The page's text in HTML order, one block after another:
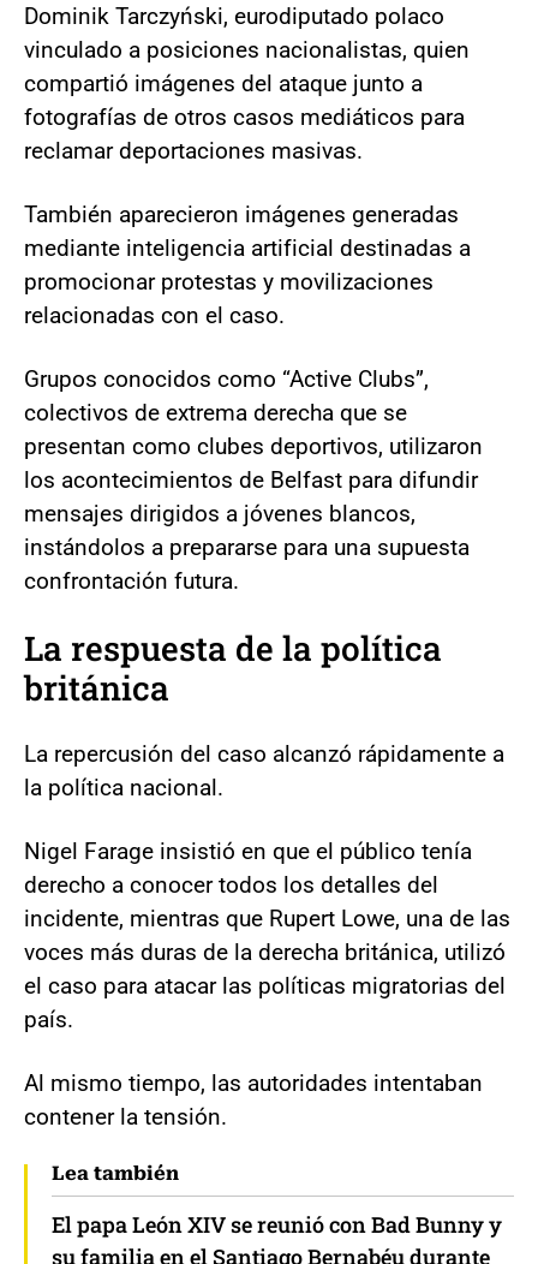
Dominik Tarczyński, eurodiputado polaco
vinculado a posiciones nacionalistas, quien
compartió imágenes del ataque junto a
fotografías de otros casos mediáticos para
reclamar deportaciones masivas.
También aparecieron imágenes generadas
mediante inteligencia artificial destinadas a
promocionar protestas y movilizaciones
relacionadas con el caso.
Grupos conocidos como “Active Clubs”,
colectivos de extrema derecha que se
presentan como clubes deportivos, utilizaron
los acontecimientos de Belfast para difundir
mensajes dirigidos a jóvenes blancos,
instándolos a prepararse para una supuesta
confrontación futura.
La respuesta de la política
británica
La repercusión del caso alcanzó rápidamente a
la política nacional.
Nigel Farage insistió en que el público tenía
derecho a conocer todos los detalles del
incidente, mientras que Rupert Lowe, una de las
voces más duras de la derecha británica, utilizó
el caso para atacar las políticas migratorias del
país.
Al mismo tiempo, las autoridades intentaban
contener la tensión.
Lea también
El papa León XIV se reunió con Bad Bunny y
su familia en el Santiago Bernabéu durante